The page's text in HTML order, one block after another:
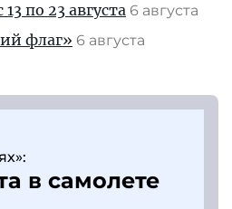
по 23 августа 6 августа
флаг» 6 августа
в самолете